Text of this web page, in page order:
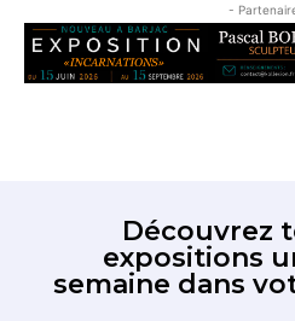
-
Découvrez
expositions
semaine dans